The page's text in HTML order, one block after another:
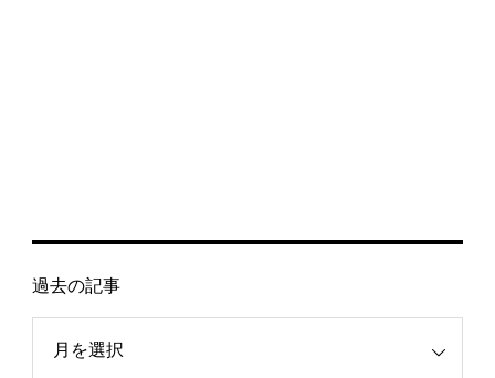
過去の記事